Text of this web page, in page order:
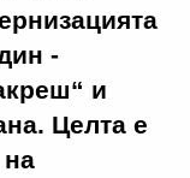
-
и
Целта е